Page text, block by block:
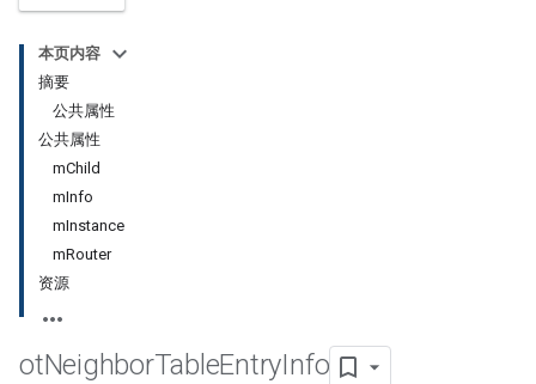
本页内容
摘要
公共属性
公共属性
mChild
mInfo
mInstance
mRouter
资源
otNeighborTableEntryInfo